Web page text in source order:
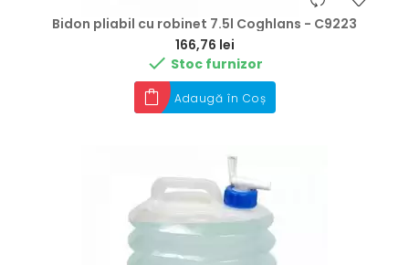
Bidon pliabil cu robinet 7.5l Coghlans - C9223
166,76 lei
 Stoc furnizor
Adaugă în Coș